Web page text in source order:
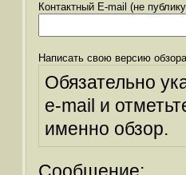
Контактный E-mail (не
Написать свою версию
Обязательно
e-mail и
именно обзор.